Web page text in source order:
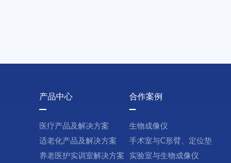
产品中心
医疗产品及解决方案
适老化产品及解决方案
养老医护实训室解决方案
合作案例
生物成像仪
手术室与C形臂、定位垫
实验室与生物成像仪